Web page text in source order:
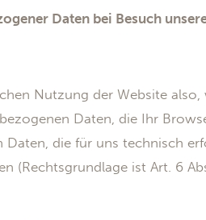
Daten bei Besuch
Nutzung der Website
Daten, die Ihr
die für uns technisch
(Rechtsgrundlage ist Art. 6